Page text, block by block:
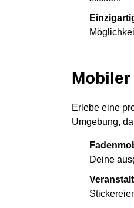
Erlebe eine
Umgebung,
Deine